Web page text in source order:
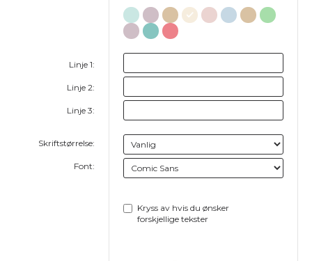
Linje 1:
Linje 2:
Linje 3:
Skriftstørrelse:
Font:
Kryss av hvis du ønsker
forskjellige tekster